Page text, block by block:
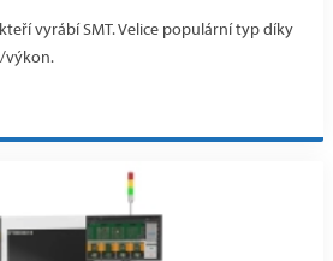
vyrábí SMT. Velice populární typ díky
výkon.